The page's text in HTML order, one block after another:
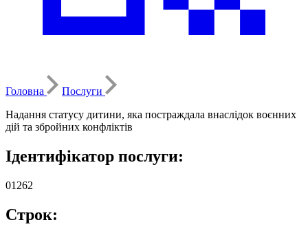
Головна
Послуги
Надання статусу дитини, яка постраждала внаслідок воєнних
дій та збройних конфліктів
Ідентифікатор послуги:
01262
Строк: